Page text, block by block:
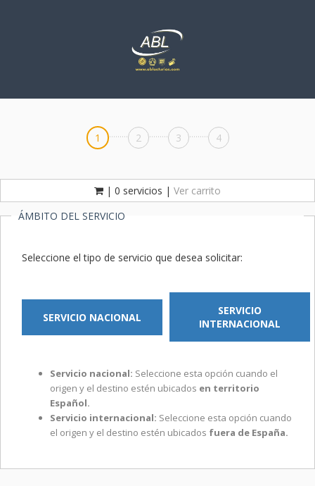
1 ......... 2 ......... 3 ......... 4
| 0 servicios | Ver carrito
ÁMBITO DEL SERVICIO
Seleccione el tipo de servicio que desea solicitar:
SERVICIO NACIONAL
SERVICIO
INTERNACIONAL
Servicio nacional: Seleccione esta opción cuando el
origen y el destino estén ubicados en territorio
Español.
Servicio internacional: Seleccione esta opción cuando
el origen y el destino estén ubicados fuera de España.